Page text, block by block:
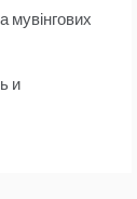
мувінгових
и